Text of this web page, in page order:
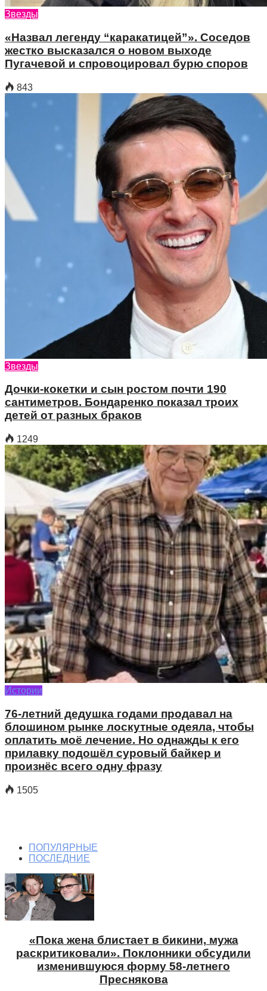
Звезды
«Назвал легенду “каракатицей”». Соседов
жестко высказался о новом выходе
Пугачевой и спровоцировал бурю споров
843
Звезды
Дочки-кокетки и сын ростом почти 190
сантиметров. Бондаренко показал троих
детей от разных браков
1249
Истории
76-летний дедушка годами продавал на
блошином рынке лоскутные одеяла, чтобы
оплатить моё лечение. Но однажды к его
прилавку подошёл суровый байкер и
произнёс всего одну фразу
1505
ПОПУЛЯРНЫЕ
ПОСЛЕДНИЕ
«Пока жена блистает в бикини, мужа
раскритиковали». Поклонники обсудили
изменившуюся форму 58-летнего
Преснякова